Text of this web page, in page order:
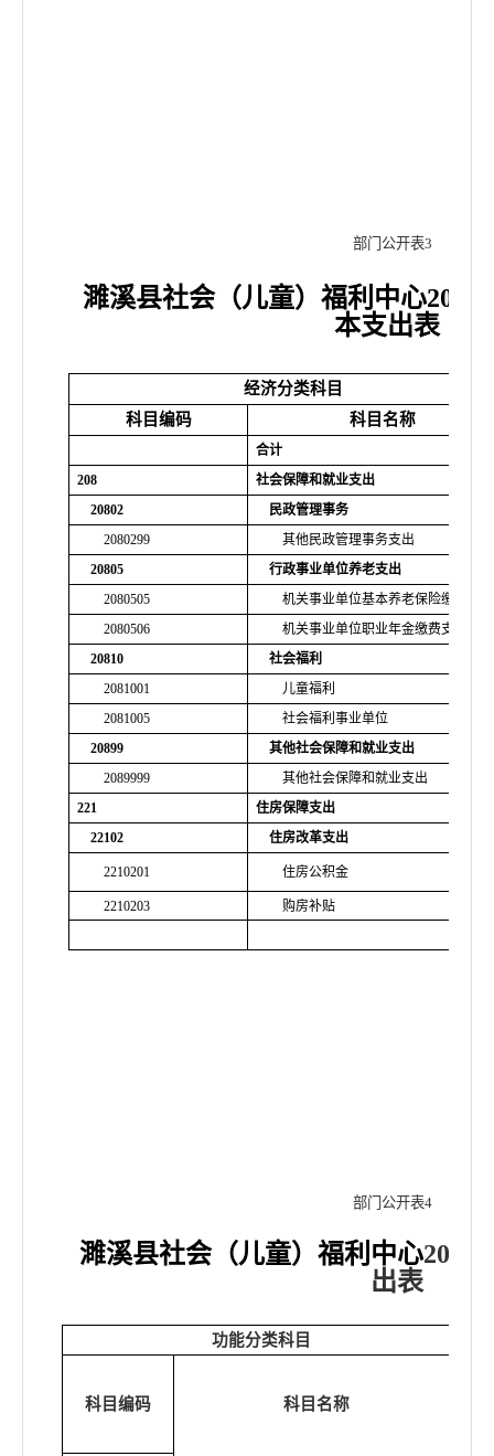
部门公开表3
濉溪县社会（儿童）福利中心2022
本支出表
经济分类科目
科目编码
科目名称
合计
208
社会保障和就业支出
20802
民政管理事务
2080299
其他民政管理事务支出
20805
行政事业单位养老支出
2080505
机关事业单位基本养老保险缴费支出
2080506
机关事业单位职业年金缴费支出
20810
社会福利
2081001
儿童福利
2081005
社会福利事业单位
20899
其他社会保障和就业支出
2089999
其他社会保障和就业支出
221
住房保障支出
22102
住房改革支出
2210201 住房公积金
2210203 购房补贴
部门公开表4
濉溪县社会（儿童）福利中心2022
出表
功能分类科目
科目编码 科目名称